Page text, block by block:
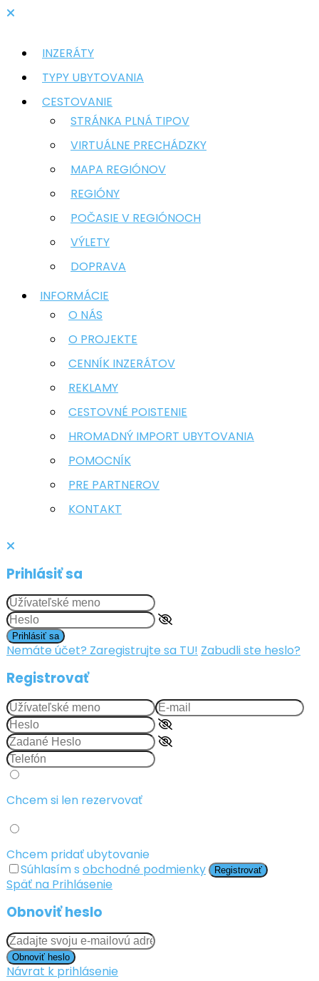
INZERÁTY
TYPY UBYTOVANIA
CESTOVANIE
STRÁNKA PLNÁ TIPOV
VIRTUÁLNE PRECHÁDZKY
MAPA REGIÓNOV
REGIÓNY
POČASIE V REGIÓNOCH
VÝLETY
DOPRAVA
INFORMÁCIE
O NÁS
O PROJEKTE
CENNÍK INZERÁTOV
REKLAMY
CESTOVNÉ POISTENIE
HROMADNÝ IMPORT UBYTOVANIA
POMOCNÍK
PRE PARTNEROV
KONTAKT
Prihlásiť sa
Prihlásiť sa
Nemáte účet? Zaregistrujte sa TU! Zabudli ste heslo?
Registrovať
Chcem si len rezervovať
Chcem pridať ubytovanie
Súhlasím s obchodné podmienky Registrovať
Späť na Prihlásenie
Obnoviť heslo
Obnoviť heslo
Návrat k prihlásenie